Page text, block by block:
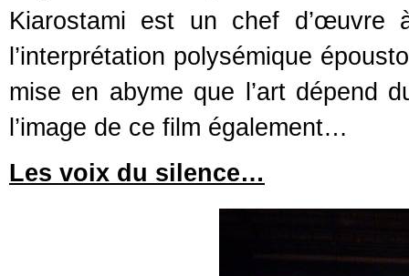
Kiarostami est un chef d’œuvre
l’interprétation polysémique
mise en abyme que l’art dépend
l’image de ce film également…
Les voix du silence…